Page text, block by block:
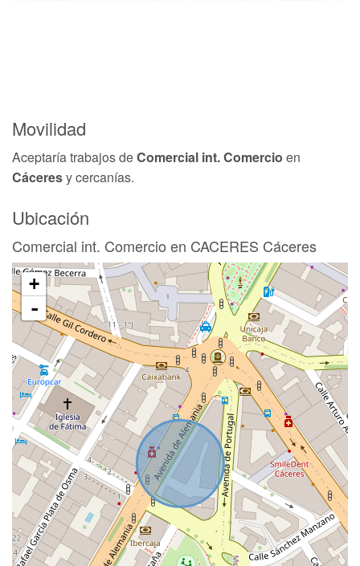
Movilidad
Aceptaría trabajos deComercial int. Comercio en
Cáceresy cercanías.
Ubicación
Comercial int. Comercio en CACERES Cáceres
+
-